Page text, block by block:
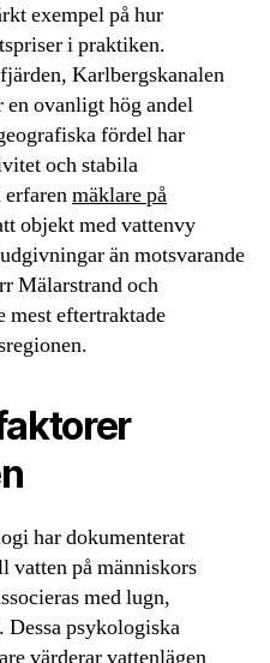
exempel på hur
i praktiken.
Karlbergskanalen
ovanligt hög andel
fördel har
och stabila
mäklare på
objekt med vattenvy
än motsvarande
Mälarstrand och
eftertraktade
har dokumenterat
vatten på människors
med lugn,
Dessa psykologiska